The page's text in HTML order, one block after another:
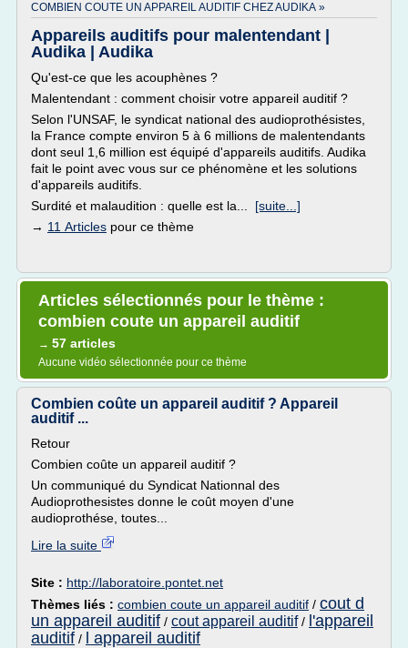
COMBIEN COUTE UN APPAREIL AUDITIF CHEZ AUDIKA »
Appareils auditifs pour malentendant |
Audika | Audika
Qu'est-ce que les acouphènes ?
Malentendant : comment choisir votre appareil auditif ?
Selon l'UNSAF, le syndicat national des audioprothésistes,
la France compte environ 5 à 6 millions de malentendants
dont seul 1,6 million est équipé d'appareils auditifs. Audika
fait le point avec vous sur ce phénomène et les solutions
d'appareils auditifs.
Surdité et malaudition : quelle est la... [suite...]
→ 11 Articles pour ce thème
Articles sélectionnés pour le thème :
combien coute un appareil auditif
→ 57 articles
Aucune vidéo sélectionnée pour ce thème
Combien coûte un appareil auditif ? Appareil
auditif ...
Retour
Combien coûte un appareil auditif ?
Un communiqué du Syndicat Nationnal des
Audioprothesistes donne le coût moyen d'une
audioprothése, toutes...
Lire la suite
Site : http://laboratoire.pontet.net
Thèmes liés : combien coute un appareil auditif / cout d
un appareil auditif / cout appareil auditif/ l'appareil
auditif /
l appareil auditif